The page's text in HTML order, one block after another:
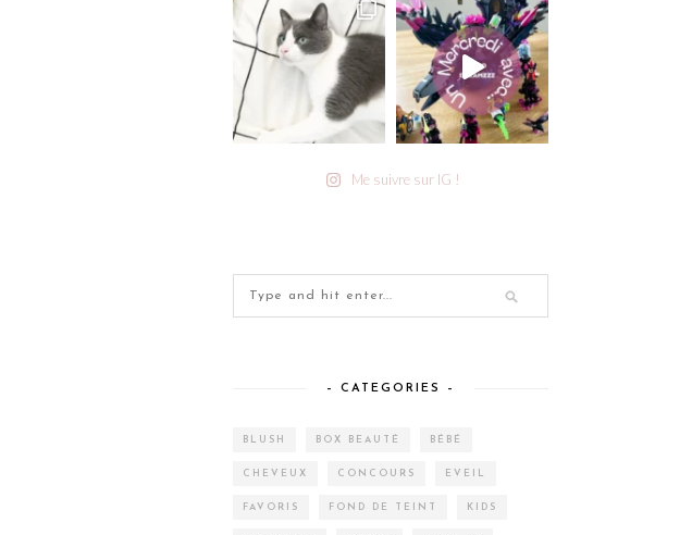
Me suivre sur IG !
– CATEGORIES –
BLUSH BOX BEAUTÉ BÉBÉ
CHEVEUX CONCOURS EVEIL
FAVORIS FOND DE TEINT KIDS